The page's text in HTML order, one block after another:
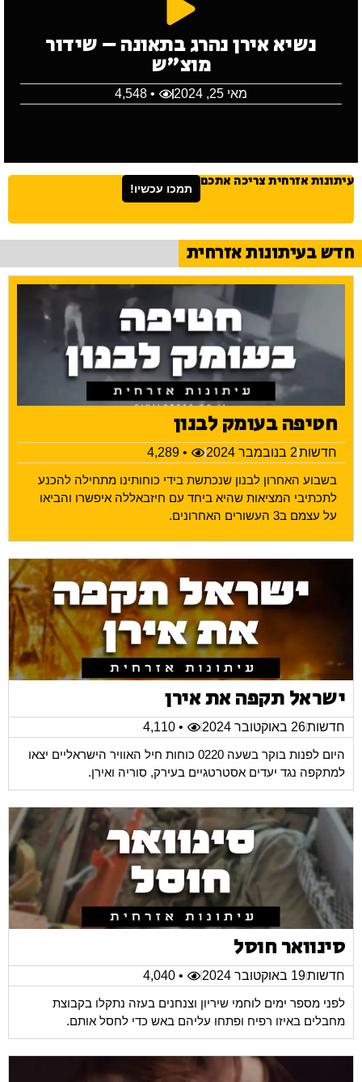
נשיא אירן נהרג בתאונה – שידור
מוצ"ש
מאי 25, 2024 • 4,548
עיתונות אזרחית צריכה אתכם תמכו עכשיו!
חדש בעיתונות אזרחית
חטיפה בעומק לבנון
חדשות2 בנובמבר 2024
• 4,289
בשבוע האחרון לבנון שנכתשת בידי כוחותינו מתחילה להכנע
לתכתיבי המציאות שהיא ביחד עם חיזבאללה איפשרו והביאו
על עצמם ב3 העשורים האחרונים.
ישראל תקפה את אירן
חדשות26 באוקטובר 2024
• 4,110
היום לפנות בוקר בשעה 0220 כוחות חיל האוויר הישראליים יצאו
למתקפה נגד יעדים אסטרטגיים בעירק, סוריה ואירן.
סינוואר חוסל
חדשות19 באוקטובר 2024
• 4,040
לפני מספר ימים לוחמי שיריון וצנחנים בעזה נתקלו בקבוצת
מחבלים באיזו רפיח ופתחו עליהם באש כדי לחסל אותם.